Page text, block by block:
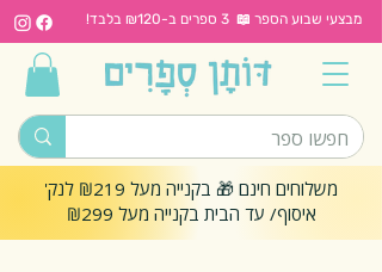
מבצעי שבוע הספר 📖 3 ספרים ב-₪120 בלבד!
משלוחים חינם 🎁 בקנייה מעל ₪219 לנק'
איסוף/ עד הבית בקנייה מעל ₪299